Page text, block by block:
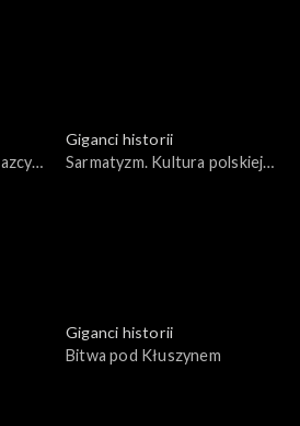
Giganci historii
Sarmatyzm. Kultura polskiej
Giganci historii
Bitwa pod Kłuszynem